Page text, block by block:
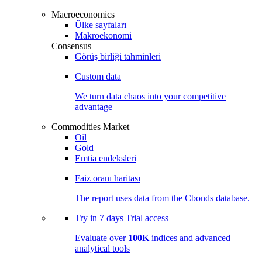
Macroeconomics
Ülke sayfaları
Makroekonomi
Consensus
Görüş birliği tahminleri
Custom data
We turn data chaos into your competitive
advantage
Commodities Market
Oil
Gold
Emtia endeksleri
Faiz oranı haritası
The report uses data from the Cbonds database.
Try in 7 days Trial access
Evaluate over 100K indices and advanced
analytical tools